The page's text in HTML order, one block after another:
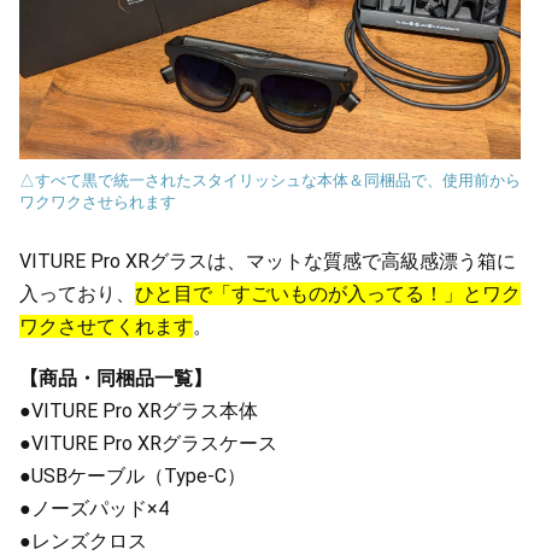
△すべて黒で統一されたスタイリッシュな本体＆同梱品で、使用前から
ワクワクさせられます
VITURE Pro XRグラスは、マットな質感で高級感漂う箱に
入っており、 ひと目で「すごいものが入ってる！」とワク
ワクさせてくれます。
【商品・同梱品一覧】
●VITURE Pro XRグラス本体
●VITURE Pro XRグラスケース
●USBケーブル（Type-C）
●ノーズパッド×4
●レンズクロス